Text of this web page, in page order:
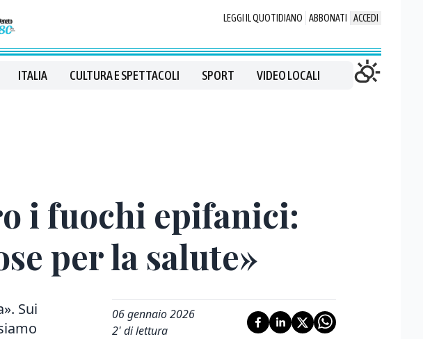
LEGGI IL QUOTIDIANO ABBONATI ACCEDI
ITALIA CULTURA E SPETTACOLI SPORT VIDEO LOCALI
i fuochi epifanici:
per la salute»
Sui
06 gennaio 2026
2' di lettura